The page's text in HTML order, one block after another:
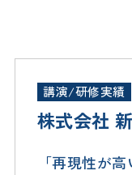
講演/研修実績
株式会社
「再現性が